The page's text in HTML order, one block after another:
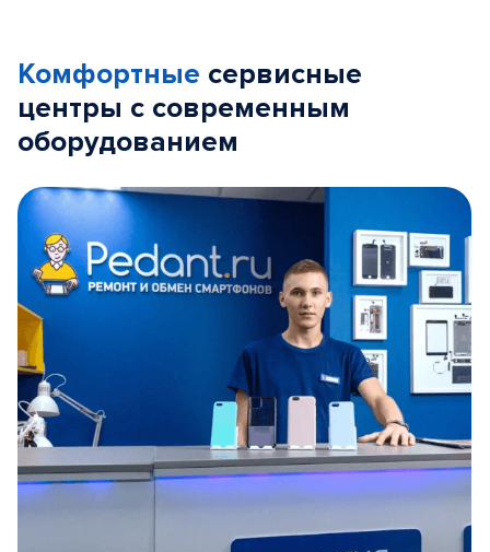
Комфортные сервисные
центры с современным
оборудованием